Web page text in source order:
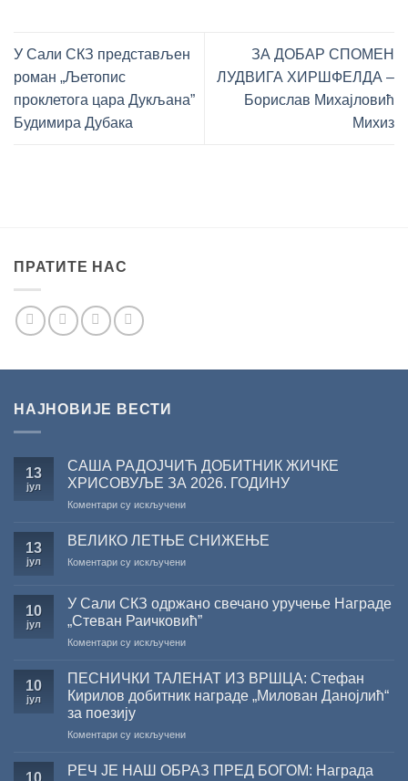
У Сали СКЗ представљен
роман „Љетопис
проклетога цара Дукљана”
Будимира Дубака
ЗА ДОБАР СПОМЕН
ЛУДВИГА ХИРШФЕЛДА –
Борислав Михајловић
Михиз
ПРАТИТЕ НАС
НАЈНОВИЈЕ ВЕСТИ
13
јул
САША РАДОЈЧИЋ ДОБИТНИК ЖИЧКЕ
ХРИСОВУЉЕ ЗА 2026. ГОДИНУ
Коментари су искљученина
РАДОЈЧИЋ
ЖИЧКЕ
2026.
ГОДИНУ
13
јул
ВЕЛИКО ЛЕТЊЕ СНИЖЕЊЕ
Коментари су искљученина
СНИЖЕЊЕ
10
јул
У Сали СКЗ одржано свечано уручење Награде
„Стеван Раичковић”
Коментари су искљученина
Сали
одржано
уручење
„Стеван
10
јул
ПЕСНИЧКИ ТАЛЕНАТ ИЗ ВРШЦА: Стефан
Кирилов добитник награде „Милован Данојлић“
за поезију
Коментари су искљученина
ТАЛЕНАТ
10
РЕЧ ЈЕ НАШ ОБРАЗ ПРЕД БОГОМ: Награда